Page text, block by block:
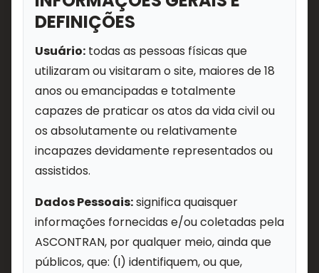
DEFINIÇÕES
Usuário: todas as pessoas físicas que
utilizaram ou visitaram o site, maiores de 18
anos ou emancipadas e totalmente
capazes de praticar os atos da vida civil ou
os absolutamente ou relativamente
incapazes devidamente representados ou
assistidos.
Dados Pessoais:significa quaisquer
informações fornecidas e/ou coletadas pela
ASCONTRAN, por qualquer meio, ainda que
públicos, que: (I) identifiquem, ou que,